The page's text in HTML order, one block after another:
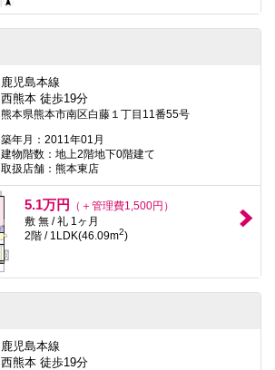
鹿児島本線
西熊本 徒歩19分
熊本県熊本市南区白藤１丁目11番55号
築年月：2011年01月
建物階数：地上2階地下0階建て
取扱店舗：熊本東店
5.1万円
（＋管理費1,500円）
敷 無 / 礼 1ヶ月
2階 / 1LDK(46.09m2)
鹿児島本線
西熊本 徒歩19分